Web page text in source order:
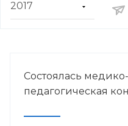
Состоялась
педагогическая